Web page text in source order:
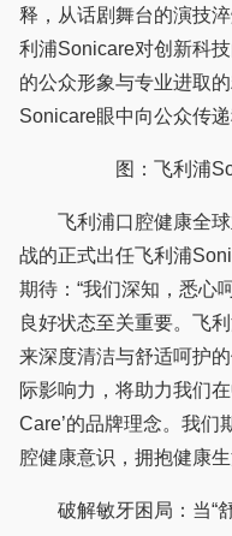
释，从话剧舞台的演技
利浦Sonicare对创新科
的公众形象与专业进取
Sonicare眼中向公众传
图：飞利浦
飞利浦口腔健康全球
战的正式出任飞利浦
期待：“我们深知，悉心
良好状态至关重要。飞
来深度清洁与舒适呵护
际影响力，将助力我们
Care’的品牌理念。我们
腔健康意识，拥抱健康生
破解敏牙困局：当“舒